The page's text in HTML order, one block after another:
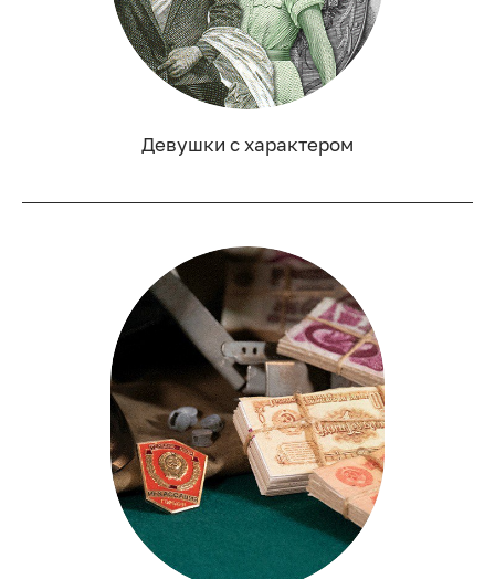
Девушки с характером